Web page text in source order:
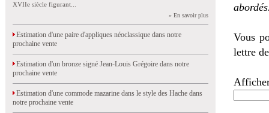
XVIIe siècle figurant...
» En savoir plus
Estimation d'une paire d'appliques néoclassique dans notre
prochaine vente
Estimation d'un bronze signé Jean-Louis Grégoire dans notre
prochaine vente
Estimation d'une commode mazarine dans le style des Hache dans
notre prochaine vente
Vous
lettre